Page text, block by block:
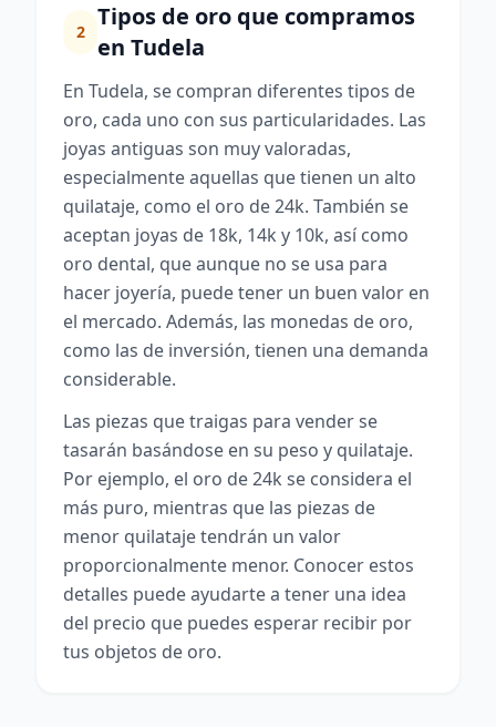
2
Tipos de oro que compramos
en Tudela
En Tudela, se compran diferentes tipos de
oro, cada uno con sus particularidades. Las
joyas antiguas son muy valoradas,
especialmente aquellas que tienen un alto
quilataje, como el oro de 24k. También se
aceptan joyas de 18k, 14k y 10k, así como
oro dental, que aunque no se usa para
hacer joyería, puede tener un buen valor en
el mercado. Además, las monedas de oro,
como las de inversión, tienen una demanda
considerable.
Las piezas que traigas para vender se
tasarán basándose en su peso y quilataje.
Por ejemplo, el oro de 24k se considera el
más puro, mientras que las piezas de
menor quilataje tendrán un valor
proporcionalmente menor. Conocer estos
detalles puede ayudarte a tener una idea
del precio que puedes esperar recibir por
tus objetos de oro.